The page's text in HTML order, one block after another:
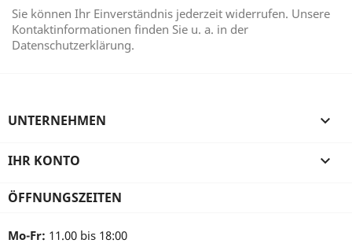
Sie können Ihr Einverständnis jederzeit widerrufen. Unsere
Kontaktinformationen finden Sie u. a. in der
Datenschutzerklärung.
UNTERNEHMEN 
IHR KONTO 
ÖFFNUNGSZEITEN
Mo-Fr: 11.00 bis 18:00